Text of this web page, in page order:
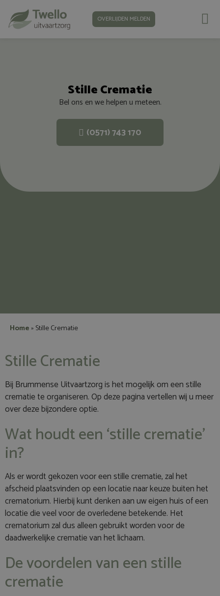
OVERLIJDEN MELDEN
Stille Crematie
Bel ons en we helpen u meteen.
(0571) 743 170
Home» Stille Crematie
Stille Crematie
Bij Brummense Uitvaartzorg is het mogelijk om een stille
crematie te organiseren. Op deze pagina vertellen wij u meer
over deze bijzondere optie.
Wat houdt een ‘stille crematie’
in?
Als er wordt gekozen voor een stille crematie, zal het
afscheid plaatsvinden op een locatie naar keuze buiten het
crematorium. Hierbij kunt denken aan uw eigen huis of een
locatie die veel voor de overledene betekende. Het
crematorium zal dus alleen gebruikt worden voor de
daadwerkelijke crematie van het lichaam.
De voordelen van een stille
crematie